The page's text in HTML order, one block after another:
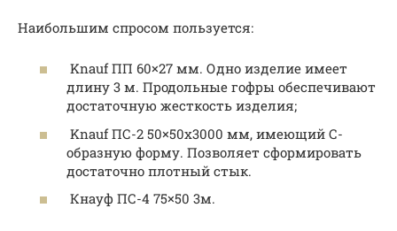
Наибольшим спросом пользуется:
Knauf ПП 60×27 мм. Одно изделие имеет
длину 3 м. Продольные гофры обеспечивают
достаточную жесткость изделия;
Knauf ПС-2 50×50х3000 мм, имеющий С-
образную форму. Позволяет сформировать
достаточно плотный стык.
Кнауф ПС-4 75×50 3м.